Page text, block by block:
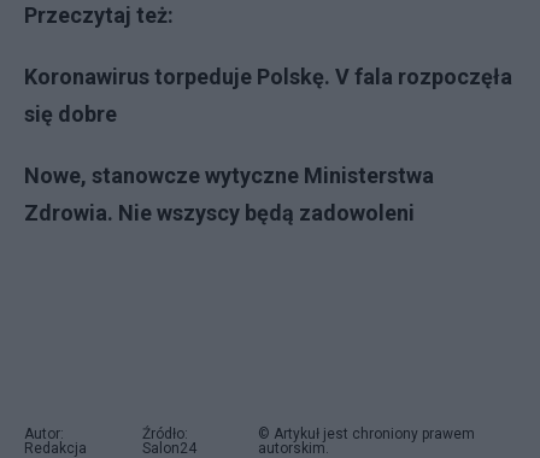
Przeczytaj też:
Koronawirus torpeduje Polskę. V fala rozpoczęła
się dobre
Nowe, stanowcze wytyczne Ministerstwa
Zdrowia. Nie wszyscy będą zadowoleni
Autor:
Redakcja
Źródło:
Salon24
© Artykuł jest chroniony prawem
autorskim.